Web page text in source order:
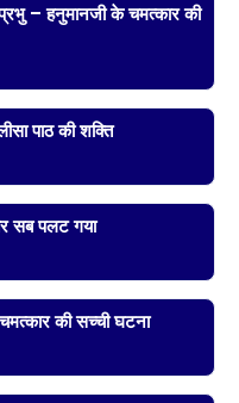
– हनुमानजी के चमत्कार की
पाठ की शक्ति
सब पलट गया
की सच्ची घटना